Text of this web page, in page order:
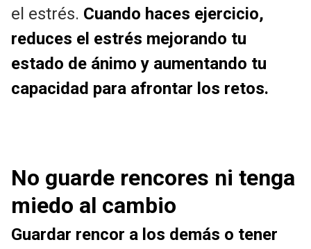
el estrés. Cuando haces ejercicio,
reduces el estrés mejorando tu
estado de ánimo y aumentando tu
capacidad para afrontar los retos.
No guarde rencores ni tenga
miedo al cambio
Guardar rencor a los demás o tener